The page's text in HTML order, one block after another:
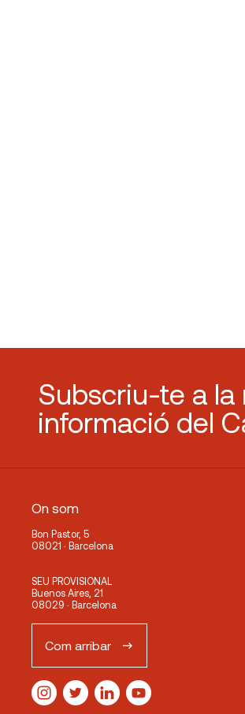
Subscriu-te a la
informació del
On som
Bon Pastor, 5
08021 · Barcelona
SEU PROVISIONAL
Buenos Aires, 21
08029 · Barcelona
Com arribar